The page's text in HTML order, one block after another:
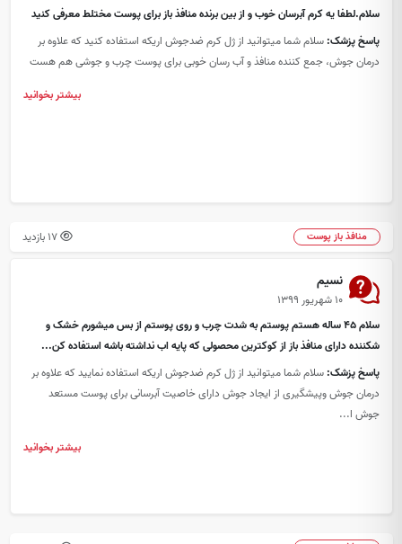
سلام.لطفا یه کرم آبرسان خوب و از بین برنده منافذ باز برای پوست مختلط معرفی کنید
پاسخ پزشک: سلام شما میتوانید از ژل کرم ضدجوش اریکه استفاده کنید که علاوه بر
درمان جوش، جمع کننده منافذ و آب رسان خوبی برای پوست چرب و جوشی هم هست
بیشتر بخوانید
منافذ باز پوست 17 بازدید
نسیم
۱۰ شهریور ۱۳۹۹
سلام ۴۵ ساله هستم پوستم به شدت چرب و روی پوستم از بس میشورم خشک و
شکننده دارای منافذ باز از کوکترین محصولی که پایه اب نداشته باشه استفاده کن...
پاسخ پزشک: سلام شما میتوانید از ژل کرم ضدجوش اریکه استفاده نمایید که علاوه بر
درمان جوش وپیشگیری از ایجاد جوش دارای خاصیت آبرسانی برای پوست مستعد
جوش ا...
بیشتر بخوانید